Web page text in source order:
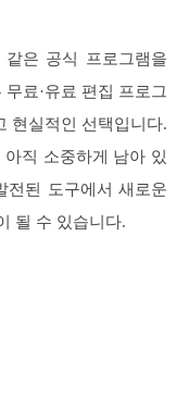
은 공식 프로그램을
료·유료 편집 프로그
현실적인 선택입니다.
직 소중하게 남아 있
전된 도구에서 새로운
될 수 있습니다.